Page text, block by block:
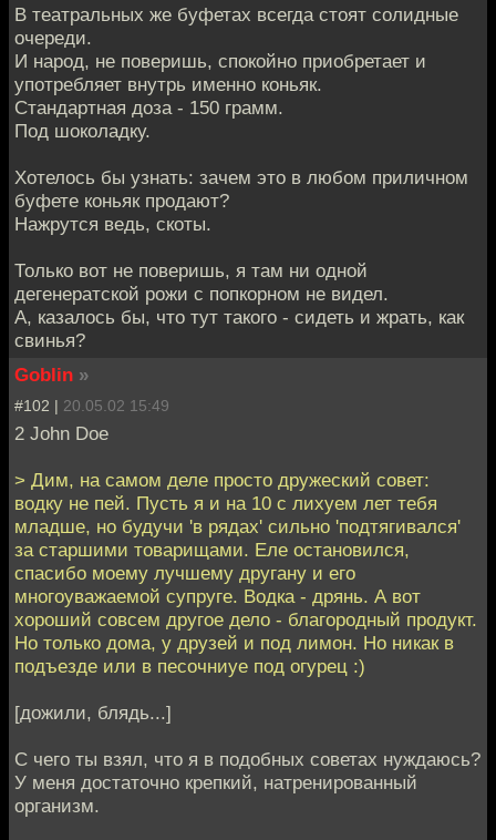
В театральных же буфетах всегда стоят солидные
очереди.
И народ, не поверишь, спокойно приобретает и
употребляет внутрь именно коньяк.
Стандартная доза - 150 грамм.
Под шоколадку.
Хотелось бы узнать: зачем это в любом приличном
буфете коньяк продают?
Нажрутся ведь, скоты.
Только вот не поверишь, я там ни одной
дегенератской рожи с попкорном не видел.
А, казалось бы, что тут такого - сидеть и жрать, как
свинья?
Goblin »
#102 | 20.05.02 15:49
2 John Doe
> Дим, на самом деле просто дружеский совет:
водку не пей. Пусть я и на 10 с лихуем лет тебя
младше, но будучи 'в рядах' сильно 'подтягивался'
за старшими товарищами. Еле остановился,
спасибо моему лучшему другану и его
многоуважаемой супруге. Водка - дрянь. А вот
хороший совсем другое дело - благородный продукт.
Но только дома, у друзей и под лимон. Но никак в
подъезде или в песочниуе под огурец :)
[дожили, блядь...]
С чего ты взял, что я в подобных советах нуждаюсь?
У меня достаточно крепкий, натренированный
организм.